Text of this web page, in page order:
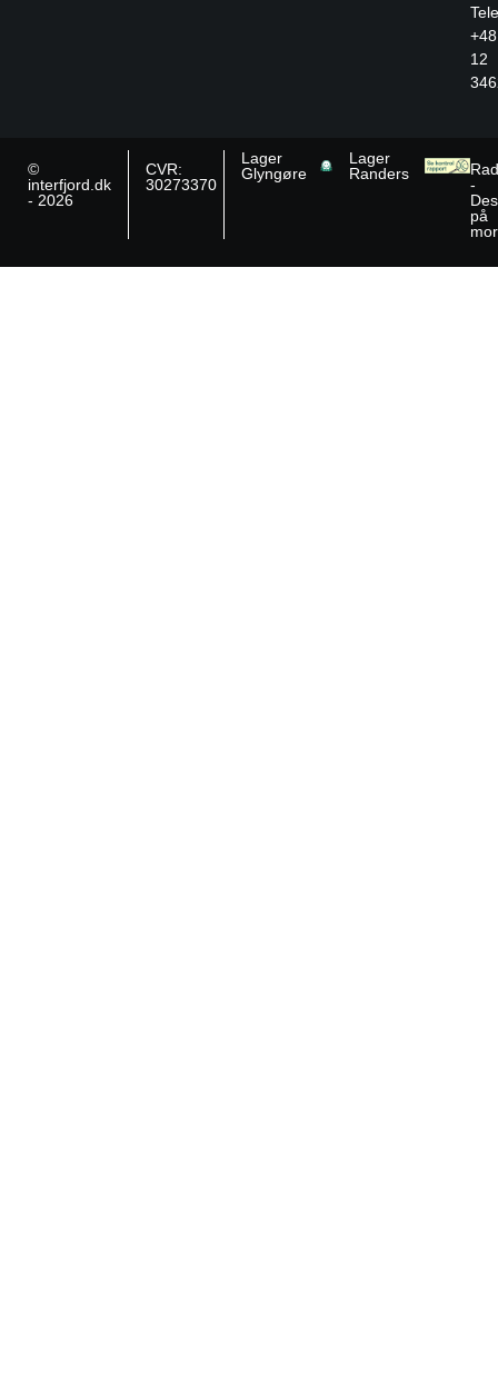
+48
12
©
interfjord.dk
- 2026
CVR:
30273370
Lager
Glyngøre
Lager
Randers
-
på